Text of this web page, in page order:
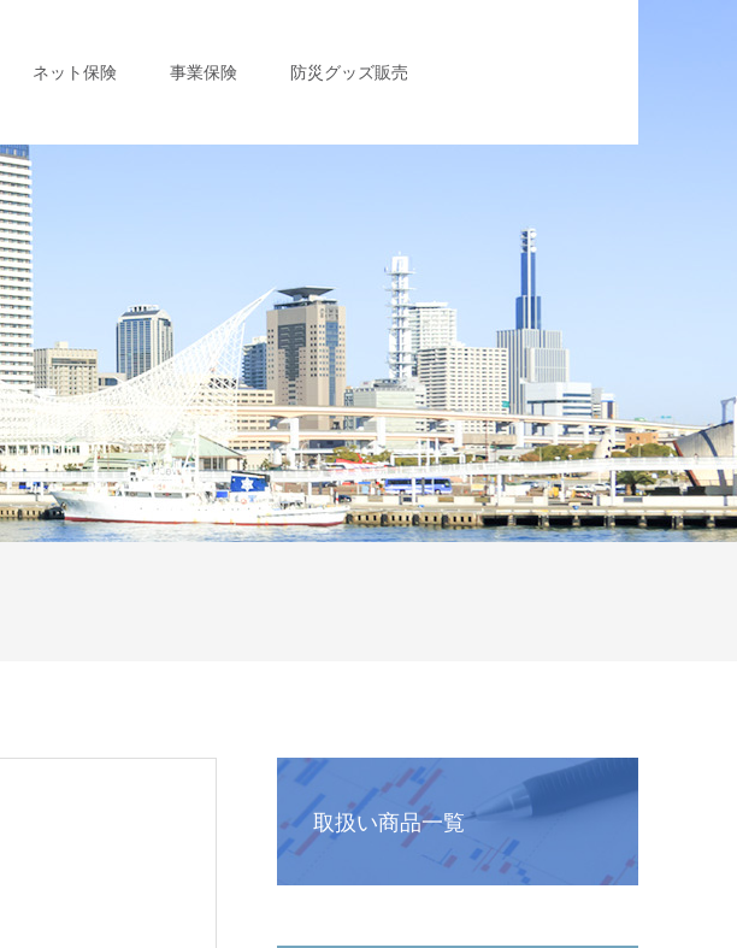
ネット保険 事業保険 防災グッズ販売
取扱い商品一覧